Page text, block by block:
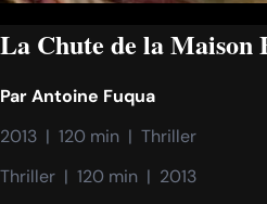
La Chute de la Maison
ParAntoine Fuqua
2013  |  120 min  |  Thriller
Thriller  |  120 min  |  2013